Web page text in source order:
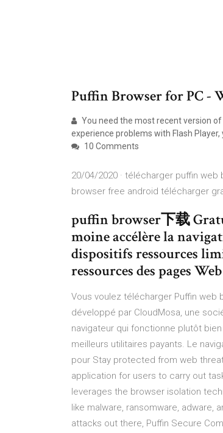
Puffin Browser for PC -
You need the most recent version
experience problems with Flash Player,
10 Comments
20/04/2020 · télécharger puffin
browser free android télécharger
puffin browser下载
moine accélère la
dispositifs ressources
ressources des pages
Vous voulez télécharger Puffin web
développé par CloudMosa, une
navigateur qui fonctionne plutôt
meilleurs utilitaires payants. Le
pour Stay protected from web
application for users to carry out
leverages the browser isolation
like malware, ransomware, adware,
attacks out there, Puffin Secure